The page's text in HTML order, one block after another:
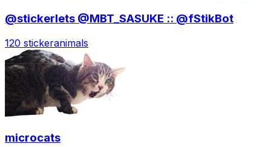
@stickerlets @MBT_SASUKE :: @fStikBot
120 stickeranimals
microcats